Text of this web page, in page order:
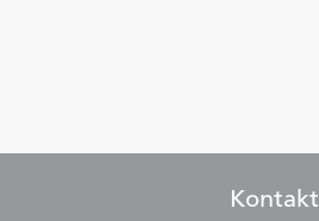
Kontakt